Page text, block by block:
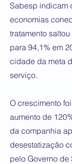
Sabesp indicam
economias
tratamento
para 94,1% em
cidade da meta
serviço.
O crescimento
aumento de
da companhia
desestatização
pelo Governo de